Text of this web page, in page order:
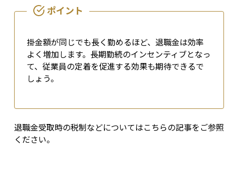
掛金額が同じでも長く勤めるほど、退職金は効率
よく増加します。長期勤続のインセンティブとなっ
て、従業員の定着を促進する効果も期待できるで
しょう。
退職金受取時の税制などについてはこちらの記事をご参照
ください。